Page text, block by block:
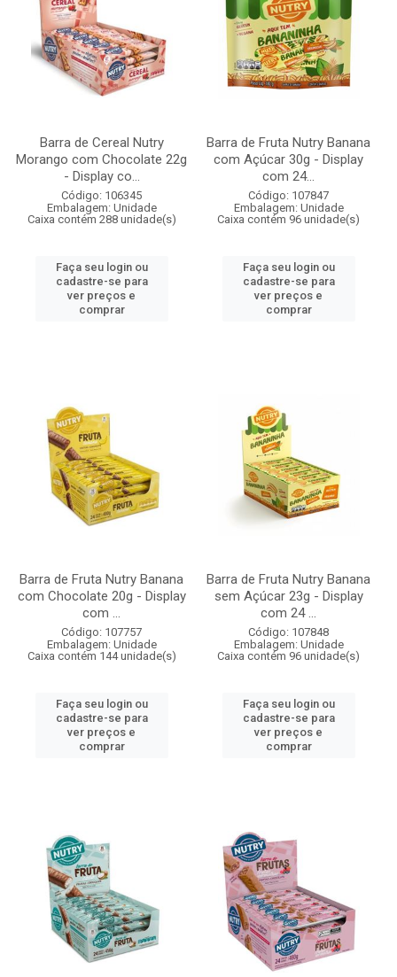
Barra de Cereal Nutry
Morango com Chocolate 22g
- Display co...
Código: 106345
Embalagem: Unidade
Caixa contém 288 unidade(s)
Faça seu login ou
cadastre-se para
ver preços e
comprar
Barra de Fruta Nutry Banana
com Açúcar 30g - Display
com 24...
Código: 107847
Embalagem: Unidade
Caixa contém 96 unidade(s)
Faça seu login ou
cadastre-se para
ver preços e
comprar
Barra de Fruta Nutry Banana
com Chocolate 20g - Display
com ...
Código: 107757
Embalagem: Unidade
Caixa contém 144 unidade(s)
Faça seu login ou
cadastre-se para
ver preços e
comprar
Barra de Fruta Nutry Banana
sem Açúcar 23g - Display
com 24 ...
Código: 107848
Embalagem: Unidade
Caixa contém 96 unidade(s)
Faça seu login ou
cadastre-se para
ver preços e
comprar